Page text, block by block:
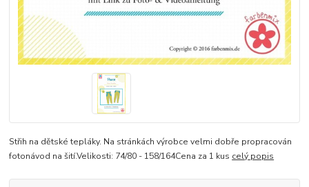
Střih na dětské tepláky. Na stránkách výrobce velmi dobře propracován
fotonávod na šití.Velikosti: 74/80 - 158/164Cena za 1 kus celý popis